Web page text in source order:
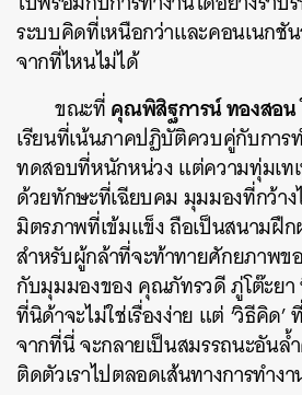
ระบบคิดที่เหนือกว่าและคอนเนก
จากที่ไหนไม่ได้
ขณะที่คุณพิสิฐการน์ ทองสอน
เรียนที่เน้นภาคปฏิบัติควบคู่กับการ
ทดสอบที่หนักหน่วง แต่ความทุ่มเท
ด้วยทักษะที่เฉียบคม มุมมองที่กว้าง
มิตรภาพที่เข้มแข็ง ถือเป็นสนามฝึ
สำหรับผู้กล้าที่จะท้าทายศักยภาพข
กับมุมมองของ คุณภัทรวดี ภู่โต๊ะยา
ที่นิด้าจะไม่ใช่เรื่องง่าย แต่ ‘วิธีคิด’
จากที่นี่ จะกลายเป็นสมรรถนะอันล้
ติดตัวเราไปตลอดเส้นทางการทำง